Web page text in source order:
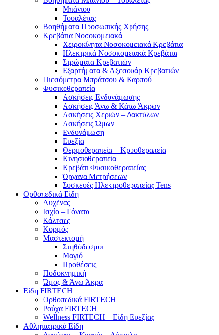
Μπάνιου
Τουαλέτας
Βοηθήματα Προσωπικής Χρήσης
Κρεβάτια Νοσοκομειακά
Χειροκίνητα Νοσοκομειακά Κρεβάτια
Ηλεκτρικά Νοσοκομειακά Κρεβάτια
Στρώματα Κρεβατιών
Εξαρτήματα & Αξεσουάρ Κρεβατιών
Πιεσόμετρα Μπράτσου & Καρπού
Φυσικοθεραπεία
Ασκήσεις Ενδυνάμωσης
Ασκήσεις Άνω & Κάτω Άκρων
Ασκήσεις Χεριών – Δακτύλων
Ασκήσεις Ώμων
Ενδυνάμωση
Ευεξία
Θερμοθεραπεία – Κρυοθεραπεία
Κινησιοθεραπεία
Κρεβάτι Φυσικοθεραπείας
Όργανα Μετρήσεων
Συσκευές Ηλεκτροθεραπείας Tens
Ορθοπεδικά Είδη
Αυχένας
Ισχίο – Γόνατο
Κάλτσες
Κορμός
Μαστεκτομή
Στηθόδεσμοι
Μαγιό
Προθέσεις
Ποδοκνημική
Ώμος & Άνω Άκρα
Είδη FIRTECH
Ορθοπεδικά FIRTECH
Ρούχα FIRTECH
Wellness FIRTECH – Είδη Ευεξίας
Αθλητιατρικά Είδη